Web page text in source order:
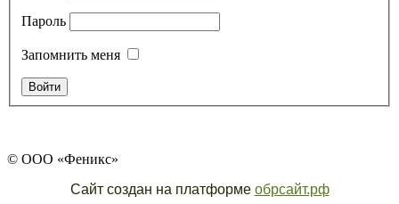
Пароль
Запомнить меня
© ООО «Феникс»
Сайт создан на платформе обрсайт.рф